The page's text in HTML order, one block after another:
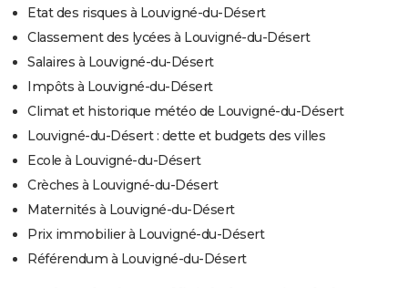
Etat des risques à Louvigné-du-Désert
Classement des lycées à Louvigné-du-Désert
Salaires à Louvigné-du-Désert
Impôts à Louvigné-du-Désert
Climat et historique météo de Louvigné-du-Désert
Louvigné-du-Désert : dette et budgets des villes
Ecole à Louvigné-du-Désert
Crèches à Louvigné-du-Désert
Maternités à Louvigné-du-Désert
Prix immobilier à Louvigné-du-Désert
Référendum à Louvigné-du-Désert